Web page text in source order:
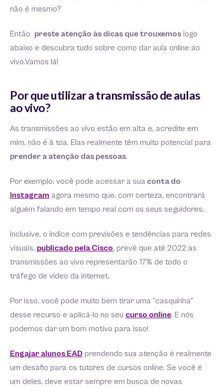
não é mesmo?
Então preste atenção às dicas que trouxemos logo
abaixo e descubra tudo sobre como dar aula online ao
vivo.Vamos lá!
Por que utilizar a transmissão de aulas
ao vivo?
As transmissões ao vivo estão em alta e, acredite em
mim, não é à toa. Elas realmente têm muito potencial para
prender a atenção das pessoas.
Por exemplo, você pode acessar a sua conta do
Instagram agora mesmo que, com certeza, encontrará
alguém falando em tempo real com os seus seguidores.
Inclusive, o índice com previsões e tendências para redes
visuais, publicado pela Cisco, prevê que até 2022 as
transmissões ao vivo representarão 17% de todo o
tráfego de vídeo da internet.
Por isso, você pode muito bem tirar uma “casquinha”
desse recurso e aplicá-lo no seu curso online. E nós
podemos dar um bom motivo para isso!
Engajar alunos EAD prendendo sua atenção é realmente
um desafio para os tutores de cursos online. Se você é
um deles, deve estar sempre em busca de novas